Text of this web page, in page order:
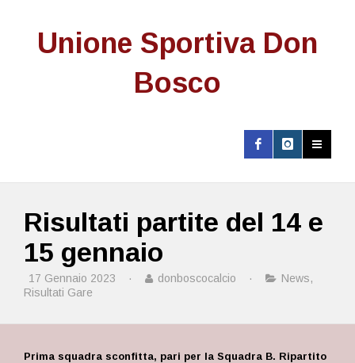
Unione Sportiva Don
Bosco
Risultati partite del 14 e
15 gennaio
17 Gennaio 2023 · donboscocalcio · News,
Risultati Gare
Prima squadra sconfitta, pari per la Squadra B. Ripartito